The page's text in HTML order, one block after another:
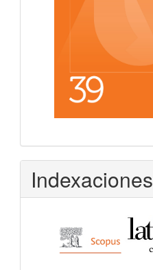
Indexaciones